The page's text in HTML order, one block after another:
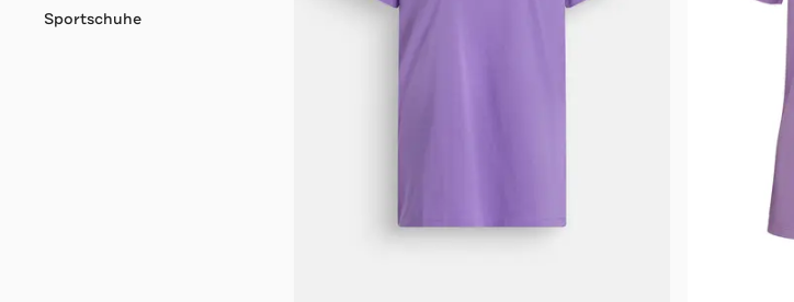
Sportschuhe